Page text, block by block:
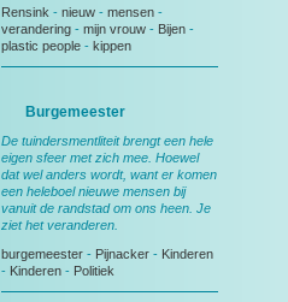
Rensink - nieuw - mensen -
verandering - mijn vrouw - Bijen -
plastic people - kippen
Burgemeester
De tuindersmentliteit brengt een hele
eigen sfeer met zich mee. Hoewel
dat wel anders wordt, want er komen
een heleboel nieuwe mensen bij
vanuit de randstad om ons heen. Je
ziet het veranderen.
burgemeester - Pijnacker - Kinderen
- Kinderen - Politiek